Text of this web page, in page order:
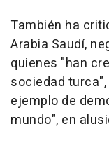
También ha
Arabia Saudí,
quienes "han
sociedad
ejemplo de
mundo", en